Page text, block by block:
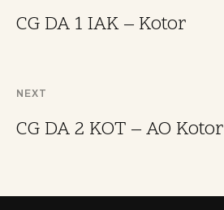
CG DA 1 IAK – Kotor
NEXT
CG DA 2 KOT – AO Kotor